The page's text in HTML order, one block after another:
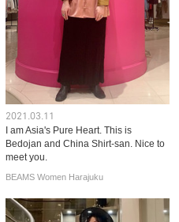
2021.03.11
I am Asia's Pure Heart. This is
Bedojan and China Shirt-san. Nice to
meet you.
BEAMS Women Harajuku